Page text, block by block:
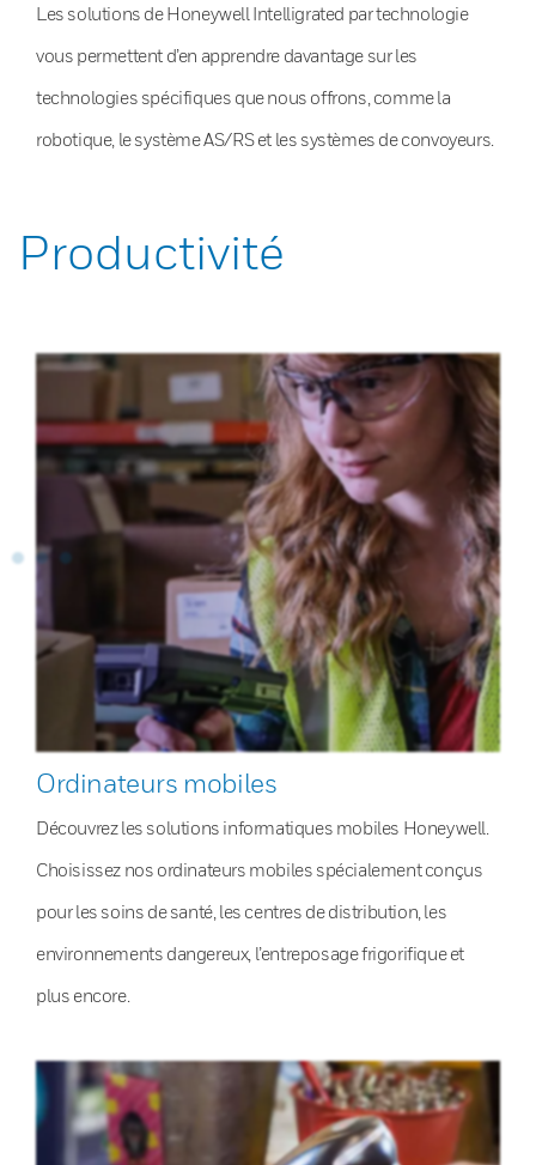
Les solutions de Honeywell Intelligrated par technologie
vous permettent d’en apprendre davantage sur les
technologies spécifiques que nous offrons, comme la
robotique, le système AS/RS et les systèmes de convoyeurs.
Productivité
Ordinateurs mobiles
Découvrez les solutions informatiques mobiles Honeywell.
Choisissez nos ordinateurs mobiles spécialement conçus
pour les soins de santé, les centres de distribution, les
environnements dangereux, l’entreposage frigorifique et
plus encore.